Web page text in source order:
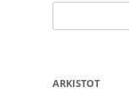
ARKISTOT